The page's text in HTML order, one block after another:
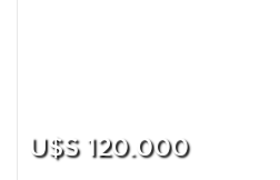
U$S 120.000